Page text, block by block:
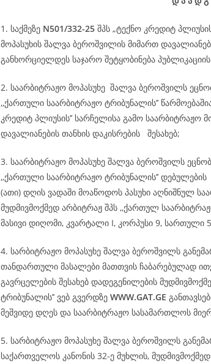
1. საქმეზე N501/332-25 შპს „ტექნო კრედიტ
მოპასუხის შალვა ბეროშვილის მიმართ
განხორციელდეს საჯარო შეტყობინება
2. საარბიტრაჟო მოპასუხე შალვა ბეროშვილს
,,ქართული საარბიტრაჟო ტრიბუნალის’’
კრედიტ პლიუსის’’ სარჩელისა გამო საარბიტრაჟო
დავალიანების თანხის დაკისრების შესახებ;
3. საარბიტრაჟო მოპასუხე შალვა ბეროშვილს
,,ქართული საარბიტრაჟო ტრიბუნალის’’ დებულების
(ათი) დღის ვადაში მოაწოდოს პასუხი აღნიშნულ
მუდმივმოქმედ არბიტრაჟ შპს ,,ქართულ
მასივი დიღომი, კვარტალი I, კორპუსი 9, სართული
4. სარბიტრაჟო მოპასუხე შალვა ბეროშვილს
თანდართული მასალები მათთვის ჩაბარებულად
გავრცელების შესახებ დადეგენილების
ტრიბუნალის’’ ვებ გვერდზე WWW.GAT.GE
მეშვიდე დღეს და საარბიტრაჟო სასამართლოს
5. სარბიტრაჟო მოპასუხე შალვა ბეროშვილს
საქართველოს კანონის 32-ე მუხლის,